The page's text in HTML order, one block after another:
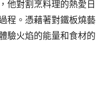
他對割烹料理的熱愛日
程。憑藉著對鐵板燒藝
驗火焰的能量和食材的